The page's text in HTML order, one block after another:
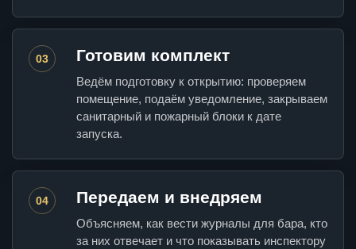
03 Готовим комплект
Ведём подготовку к открытию: проверяем
помещение, подаём уведомление, закрываем
санитарный и пожарный блоки к дате
запуска.
04 Передаем и внедряем
Объясняем, как вести журналы для бара, кто
за них отвечает и что показывать инспектору